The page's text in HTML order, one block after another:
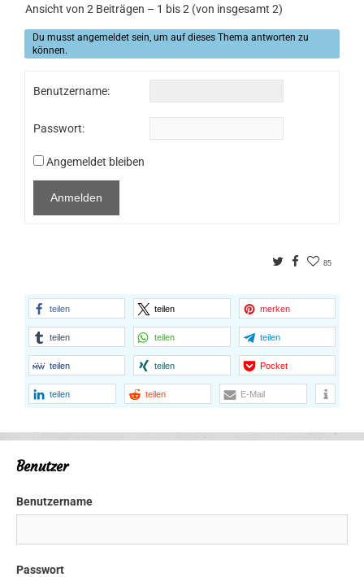
Ansicht von 2 Beiträgen – 1 bis 2 (von insgesamt 2)
Du musst angemeldet sein, um auf dieses Thema antworten zu
können.
Benutzername:
Passwort:
Angemeldet bleiben
Anmelden
TwitterFacebook
85
teilen teilen merken
teilen teilen teilen
teilen teilen Pocket
teilen teilen E-Mail
Benutzer
Benutzername
Passwort